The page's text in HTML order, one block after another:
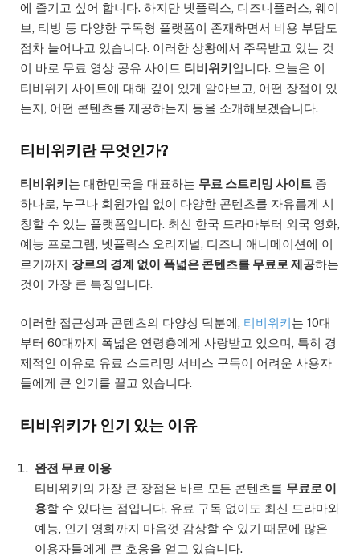
에 즐기고 싶어 합니다. 하지만 넷플릭스, 디즈니플러스, 웨이
브, 티빙 등 다양한 구독형 플랫폼이 존재하면서 비용 부담도
점차 늘어나고 있습니다. 이러한 상황에서 주목받고 있는 것
이 바로 무료 영상 공유 사이트 티비위키입니다. 오늘은 이
티비위키 사이트에 대해 깊이 있게 알아보고, 어떤 장점이 있
는지, 어떤 콘텐츠를 제공하는지 등을 소개해보겠습니다.
티비위키란 무엇인가?
티비위키는 대한민국을 대표하는 무료 스트리밍 사이트 중
하나로, 누구나 회원가입 없이 다양한 콘텐츠를 자유롭게 시
청할 수 있는 플랫폼입니다. 최신 한국 드라마부터 외국 영화,
예능 프로그램, 넷플릭스 오리지널, 디즈니 애니메이션에 이
르기까지 장르의 경계 없이 폭넓은 콘텐츠를 무료로 제공하는
것이 가장 큰 특징입니다.
이러한 접근성과 콘텐츠의 다양성 덕분에, 티비위키는 10대
부터 60대까지 폭넓은 연령층에게 사랑받고 있으며, 특히 경
제적인 이유로 유료 스트리밍 서비스 구독이 어려운 사용자
들에게 큰 인기를 끌고 있습니다.
티비위키가 인기 있는 이유
완전 무료 이용
티비위키의 가장 큰 장점은 바로 모든 콘텐츠를 무료로 이
용할 수 있다는 점입니다. 유료 구독 없이도 최신 드라마와
예능, 인기 영화까지 마음껏 감상할 수 있기 때문에 많은
이용자들에게 큰 호응을 얻고 있습니다.